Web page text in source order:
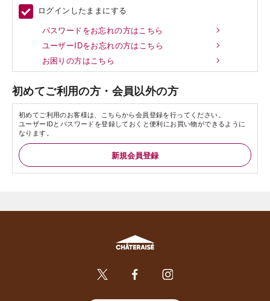
ログインしたままにする
パスワードをお忘れの方はこちら
ユーザーIDをお忘れの方はこちら
お困りの方はこちら
初めてご利用の方・会員以外の方
初めてご利用のお客様は、こちらから会員登録を行ってください。
ユーザーIDとパスワードを登録しておくと便利にお買い物ができるように
なります。